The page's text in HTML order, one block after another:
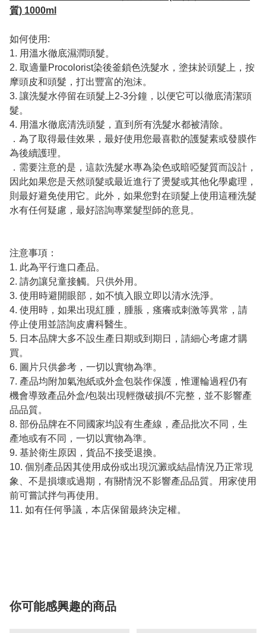
質) 1000ml
如何使用:
1. 用溫水徹底濕潤頭髮。
2. 取適量Procolorist染後釜鎖色洗髮水，塗抹於頭髮上，按
摩頭皮和頭髮，打出豐富的泡沫。
3. 讓洗髮水停留在頭髮上2-3分鐘，以便它可以徹底清潔頭
髮。
4. 用溫水徹底清洗頭髮，直到所有洗髮水都被清除。
．為了取得最佳效果，最好使用您最喜歡的護髮素或發膜作
為後續護理。
．需要注意的是，這款洗髮水專為染色或暗啞髮質而設計，
因此如果您是天然頭髮或最近進行了燙髮或其他化學處理，
則最好避免使用它。此外，如果您對在頭髮上使用這種洗髮
水有任何疑慮，最好諮詢專業髮型師的意見。
注意事項：
1. 此為平行進口產品。
2. 請勿讓兒童接觸。只供外用。
3. 使用時避開眼部，如不慎入眼立即以清水洗淨。
4. 使用時，如果出現紅腫，腫脹，瘙癢或刺激等異常，請
停止使用並諮詢皮膚科醫生。
5. 日本品牌大多不設生產日期或到期日，請細心考慮才購
買。
6. 圖片只供參考，一切以實物為準。
7. 產品均附加氣泡紙或外盒包裝作保護，惟運輪過程仍有
機會導致產品外盒/包裝出現輕微破損/不完整，並不影響產
品品質。
8. 部份品牌在不同國家均設有生產線，產品批次不同，生
產地或有不同，一切以實物為準。
9. 基於衛生原因，貨品不接受退換。
10. 個別產品因其使用成份或出現沉澱或結晶情況乃正常現
象、不是損壞或過期，有關情況不影響產品品質。用家使用
前可嘗試拌勻再使用。
11. 如有任何爭議，本店保留最終決定權。
你可能感興趣的商品